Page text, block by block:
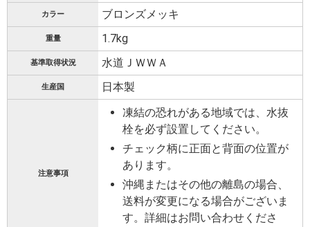
カラー ブロンズメッキ
重量 1.7kg
基準取得状況 水道ＪＷＷＡ
生産国 日本製
注意事項
凍結の恐れがある地域では、水抜
栓を必ず設置してください。
チェック柄に正面と背面の位置が
あります。
沖縄またはその他の離島の場合、
送料が変更になる場合がございま
す。詳細はお問い合わせくださ